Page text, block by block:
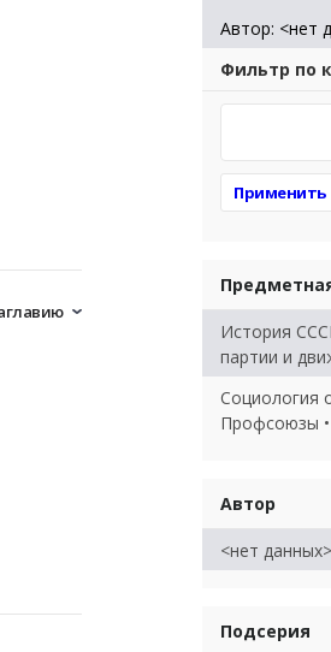
Автор: <нет
Фильтр по
История
партии и
Социология
Профсоюзы
Автор
<нет данных>
Подсерия